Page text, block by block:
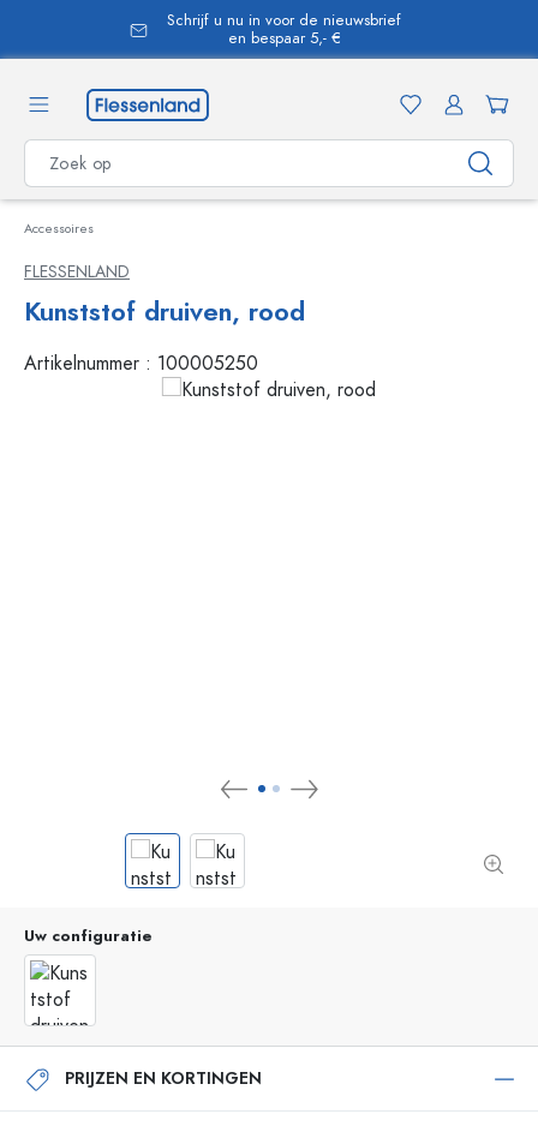
Schrijf u nu in voor de nieuwsbrief
en bespaar 5,- €
Accessoires
FLESSENLAND
Kunststof druiven, rood
Artikelnummer : 100005250
Uw configuratie
PRIJZEN EN KORTINGEN